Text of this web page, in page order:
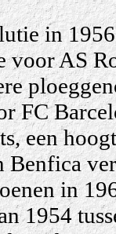
in
voor AS
FC
een
in
1954